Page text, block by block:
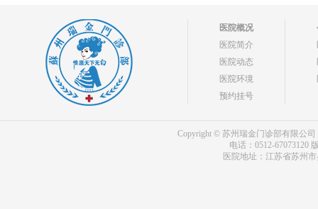
医院概况
医院简介
医院动态
医院环境
预约挂号
Copyright © 苏州瑞金门诊部有限公司
电话：0512-67073120
医院地址：江苏省苏州